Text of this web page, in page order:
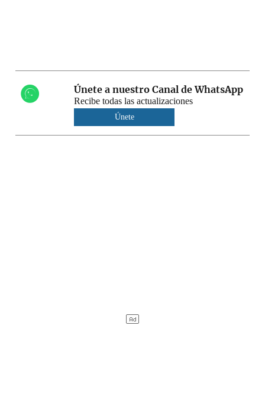
Únete a nuestro Canal de WhatsApp
Recibe todas las actualizaciones
Únete